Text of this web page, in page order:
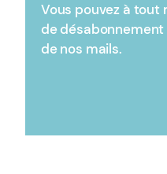
Vous pouvez à tout
de
de nos mails.